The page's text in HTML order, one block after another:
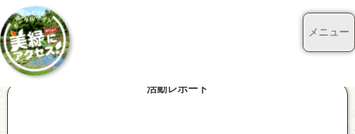
活動レポート
メニュー